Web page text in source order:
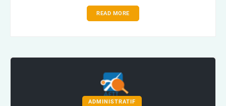
READ MORE
ADMINISTRATIF